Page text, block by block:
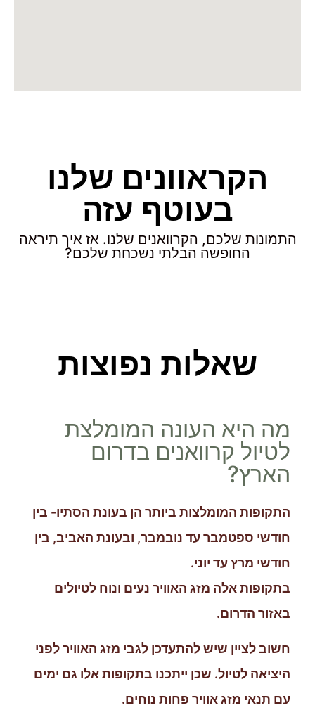
הקראוונים שלנו
בעוטף עזה
התמונות שלכם, הקרוואנים שלנו. אז איך תיראה
החופשה הבלתי נשכחת שלכם?
שאלות נפוצות
מה היא העונה המומלצת
לטיול קרוואנים בדרום
הארץ?
התקופות המומלצות ביותר הן בעונת הסתיו- בין
חודשי ספטמבר עד נובמבר, ובעונת האביב, בין
חודשי מרץ עד יוני.
בתקופות אלה מזג האוויר נעים ונוח לטיולים
באזור הדרום.
חשוב לציין שיש להתעדכן לגבי מזג האוויר לפני
היציאה לטיול. שכן ייתכנו בתקופות אלו גם ימים
עם תנאי מזג אוויר פחות נוחים.